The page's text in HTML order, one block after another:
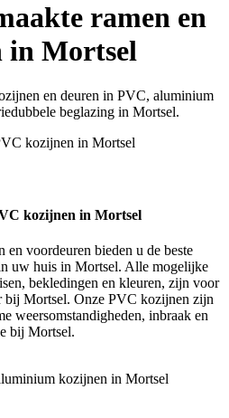
ramen en
in Mortsel
en deuren in PVC, aluminium
beglazing in Mortsel.
kozijnen in Mortsel
voordeuren bieden u de beste
uw huis in Mortsel. Alle mogelijke
bekledingen en kleuren, zijn voor
bij Mortsel. Onze PVC kozijnen zijn
weersomstandigheden, inbraak en
bij Mortsel.